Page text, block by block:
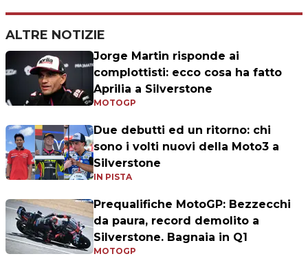
ALTRE NOTIZIE
Jorge Martin risponde ai
complottisti: ecco cosa ha fatto
Aprilia a Silverstone
MOTOGP
Due debutti ed un ritorno: chi
sono i volti nuovi della Moto3 a
Silverstone
IN PISTA
Prequalifiche MotoGP: Bezzecchi
da paura, record demolito a
Silverstone. Bagnaia in Q1
MOTOGP